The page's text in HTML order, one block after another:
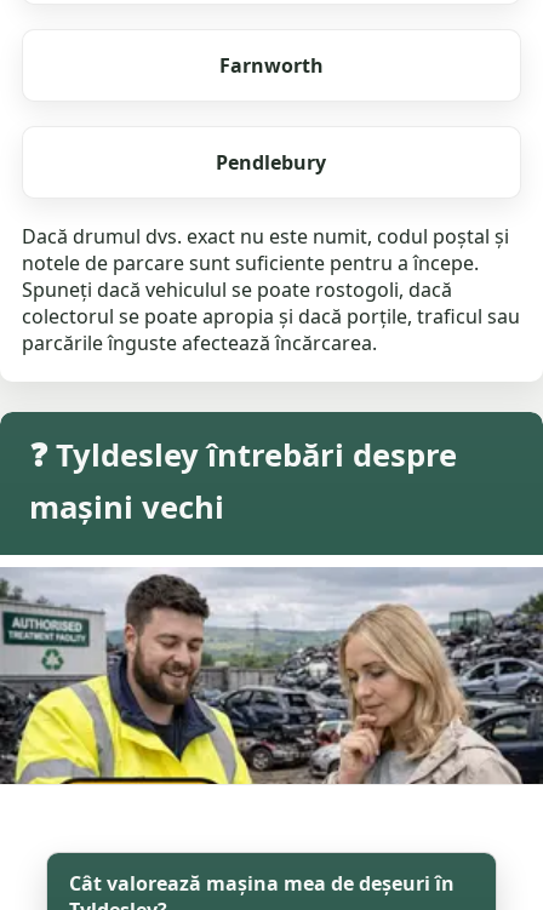
Farnworth
Pendlebury
Dacă drumul dvs. exact nu este numit, codul poștal și
notele de parcare sunt suficiente pentru a începe.
Spuneți dacă vehiculul se poate rostogoli, dacă
colectorul se poate apropia și dacă porțile, traficul sau
parcările înguste afectează încărcarea.
❓ Tyldesley întrebări despre
mașini vechi
Cât valorează mașina mea de deșeuri în